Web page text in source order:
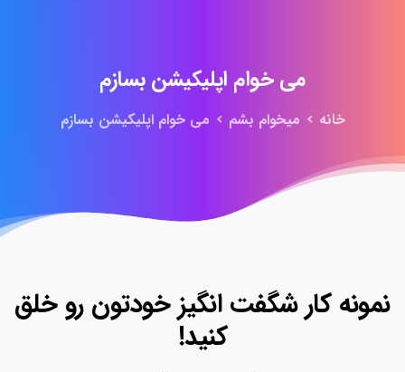
می خوام اپلیکیشن بسازم
خانه میخوام بشم می خوام اپلیکیشن بسازم
نمونه کار شگفت انگیز خودتون رو خلق
کنید!